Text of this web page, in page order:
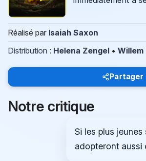
Réalisé par Isaiah Saxon
Distribution : Helena Zengel • Willem
Partager
Notre critique
Si les plus
adopteront aussi